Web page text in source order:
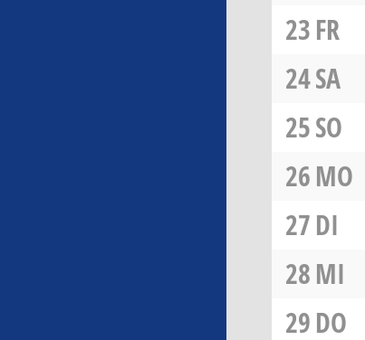
23FR
24SA
25SO
26MO
27DI
28MI
29DO